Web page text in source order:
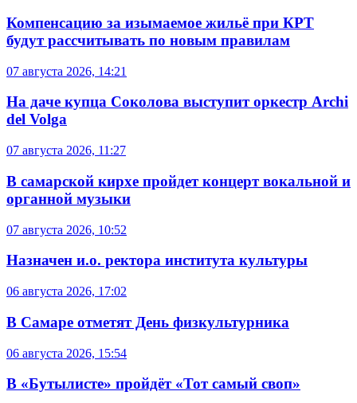
Компенсацию за изымаемое жильё при КРТ
будут рассчитывать по новым правилам
07 августа 2026, 14:21
На даче купца Соколова выступит оркестр Archi
del Volga
07 августа 2026, 11:27
В самарской кирхе пройдет концерт вокальной и
органной музыки
07 августа 2026, 10:52
Назначен и.о. ректора института культуры
06 августа 2026, 17:02
В Самаре отметят День физкультурника
06 августа 2026, 15:54
В «Бутылисте» пройдёт «Тот самый своп»